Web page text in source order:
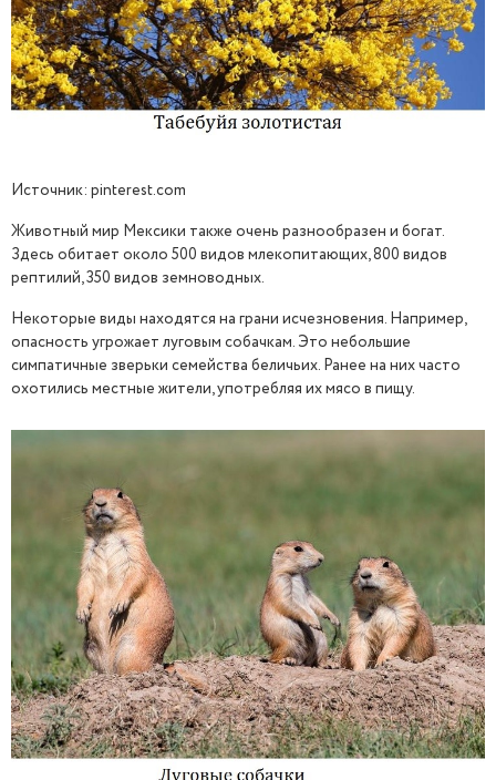
Источник: pinterest.com
Животный мир Мексики также очень разнообразен и богат.
Здесь обитает около 500 видов млекопитающих, 800 видов
рептилий, 350 видов земноводных.
Некоторые виды находятся на грани исчезновения. Например,
опасность угрожает луговым собачкам. Это небольшие
симпатичные зверьки семейства беличьих. Ранее на них часто
охотились местные жители, употребляя их мясо в пищу.